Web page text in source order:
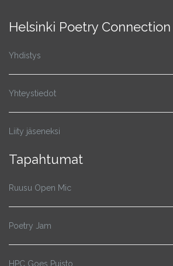
Helsinki Poetry
Yhdistys
Yhteystiedot
Liity jäseneksi
Tapahtumat
Ruusu Open Mic
Poetry Jam
HPC Goes Puisto